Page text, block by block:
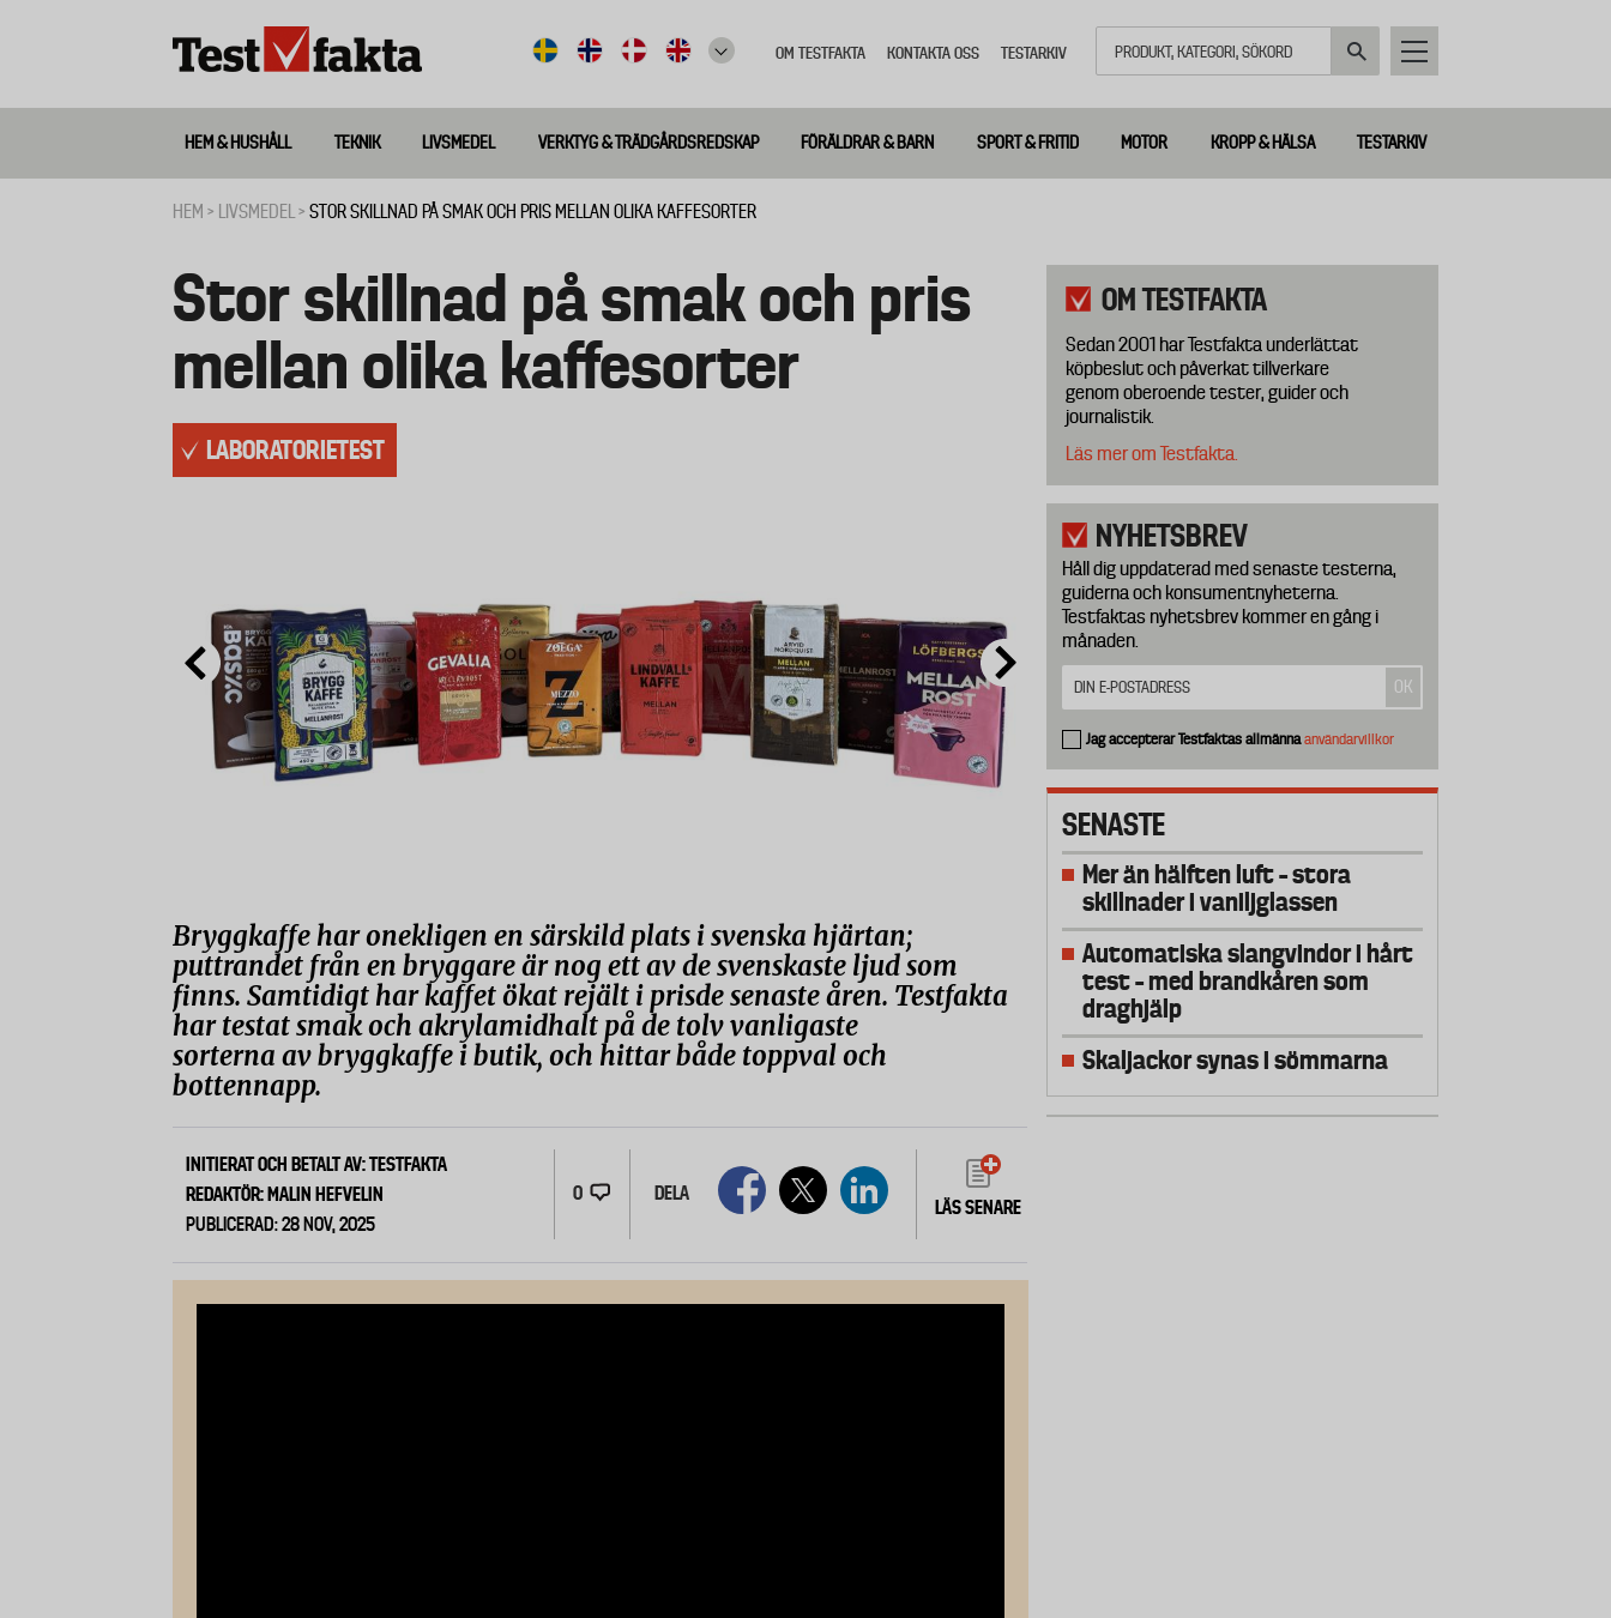
meny
OM TESTFAKTA KONTAKTA OSS TESTARKIV
Huvudmeny
ny
HEM & HUSHÅLL TEKNIK LIVSMEDEL VERKTYG & TRÄDGÅRDSREDSKAP FÖRÄLDRAR & BARN SPORT & FRITID MOTOR KROPP & HÄLSA TESTARKIV
HEM LIVSMEDEL STOR SKILLNAD PÅ SMAK OCH PRIS MELLAN OLIKA KAFFESORTER
Stor skillnad på smak och pris
mellan olika kaffesorter
LABORATORIETEST
Bryggkaffe har onekligen en särskild plats i svenska hjärtan;
puttrandet från en bryggare är nog ett av de svenskaste ljud som
finns. Samtidigt har kaffet ökat rejält i prisde senaste åren. Testfakta
har testat smak och akrylamidhalt på de tolv vanligaste
sorterna av bryggkaffe i butik, och hittar både toppval och
bottennapp.
INITIERAT OCH BETALT AV: TESTFAKTA
REDAKTÖR: MALIN HEFVELIN
PUBLICERAD: 28 NOV, 2025
0 DELA
LÄS SENARE
OM TESTFAKTA
Sedan 2001 har Testfakta underlättat
köpbeslut och påverkat tillverkare
genom oberoende tester, guider och
journalistik.
Läs mer om Testfakta.
NYHETSBREV
Håll dig uppdaterad med senaste testerna,
guiderna och konsumentnyheterna.
Testfaktas nyhetsbrev kommer en gång i
månaden.
Jag accepterar Testfaktas allmännaanvändarvillkor
SENASTE
Mer än hälften luft – stora
skillnader i vaniljglassen
Automatiska slangvindor i hårt
test – med brandkåren som
draghjälp
Skaljackor synas i sömmarna